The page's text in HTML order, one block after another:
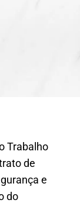
Trabalho
de
e
do